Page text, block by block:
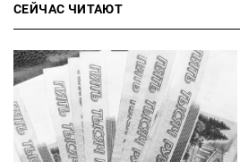
СЕЙЧАС ЧИТАЮТ